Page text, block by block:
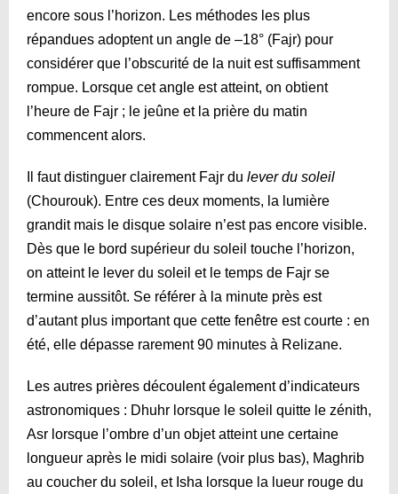
encore sous l’horizon. Les méthodes les plus
répandues adoptent un angle de –18° (Fajr) pour
considérer que l’obscurité de la nuit est suffisamment
rompue. Lorsque cet angle est atteint, on obtient
l’heure de Fajr ; le jeûne et la prière du matin
commencent alors.
Il faut distinguer clairement Fajr du lever du soleil
(Chourouk). Entre ces deux moments, la lumière
grandit mais le disque solaire n’est pas encore visible.
Dès que le bord supérieur du soleil touche l’horizon,
on atteint le lever du soleil et le temps de Fajr se
termine aussitôt. Se référer à la minute près est
d’autant plus important que cette fenêtre est courte : en
été, elle dépasse rarement 90 minutes à Relizane.
Les autres prières découlent également d’indicateurs
astronomiques : Dhuhr lorsque le soleil quitte le zénith,
Asr lorsque l’ombre d’un objet atteint une certaine
longueur après le midi solaire (voir plus bas), Maghrib
au coucher du soleil, et Isha lorsque la lueur rouge du